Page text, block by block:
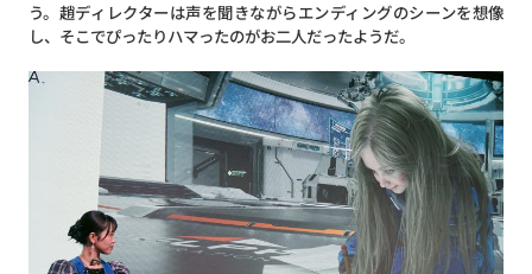
う。趙ディレクターは声を聞きながらエンディングのシーンを想像
し、そこでぴったりハマったのがお二人だったようだ。